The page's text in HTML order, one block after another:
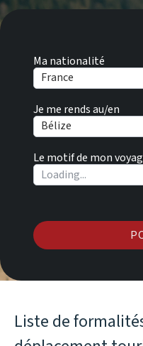
Ma nationalité
France
Je me rends au/en
Bélize
Le motif de mon
Liste de